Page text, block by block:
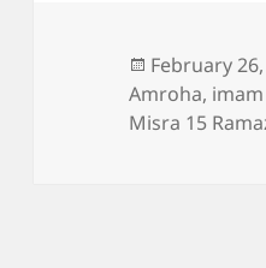
Posted
on
February
Amroha,
Misra 15